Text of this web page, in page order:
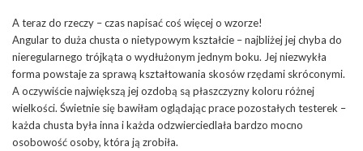
A teraz do rzeczy – czas napisać coś więcej o wzorze!
Angular to duża chusta o nietypowym kształcie – najbliżej jej chyba do
nieregularnego trójkąta o wydłużonym jednym boku. Jej niezwykła
forma powstaje za sprawą kształtowania skosów rzędami skróconymi.
A oczywiście największą jej ozdobą są płaszczyzny koloru różnej
wielkości. Świetnie się bawiłam oglądając prace pozostałych testerek –
każda chusta była inna i każda odzwierciedlała bardzo mocno
osobowość osoby, która ją zrobiła.